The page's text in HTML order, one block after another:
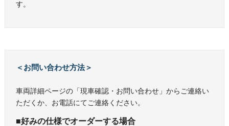
す。
＜お問い合わせ方法＞
車両詳細ページの「現車確認・お問い合わせ」からご連絡い
ただくか、お電話にてご連絡ください。
■好みの仕様でオーダーする場合